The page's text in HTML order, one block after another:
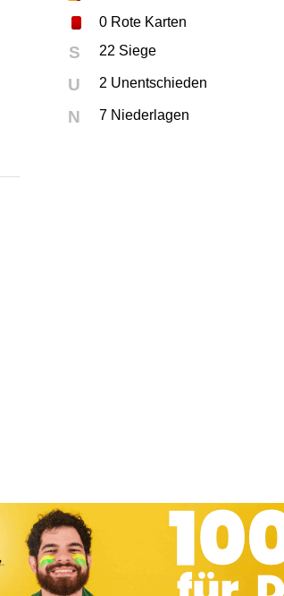
0Rote Karten
S 22 Siege
U 2 Unentschieden
N 7 Niederlagen